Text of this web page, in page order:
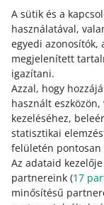
A sütik és a
használatával,
egyedi azonosítók,
megjelenített
igazítani.
Azzal, hogy
használt
kezeléséhez,
statisztikai
felületén pontosan
Az adataid
partnereink (17
minősítésű
Vevőként a
következő
a megvásárolt
értesítésben
az egyes
előzmények
Eladóként
következő